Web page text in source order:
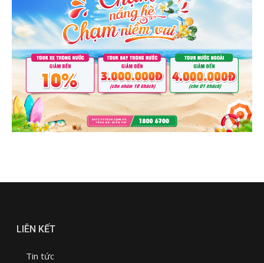
LIÊN KẾT
Tin tức